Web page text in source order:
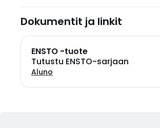
Dokumentit ja linkit
ENSTO -tuote
Tutustu ENSTO-sarjaan
Aluno